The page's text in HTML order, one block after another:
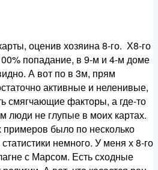
оценив хозяина 8-го. Х8-го
попадание, в 9-м и 4-м доме
А вот по в 3м, прям
активные и неленивые,
смягчающие факторы, а где-то
люди не глупые в моих картах.
было по несколько
немного. У меня х 8-го
с Марсом. Есть сходные